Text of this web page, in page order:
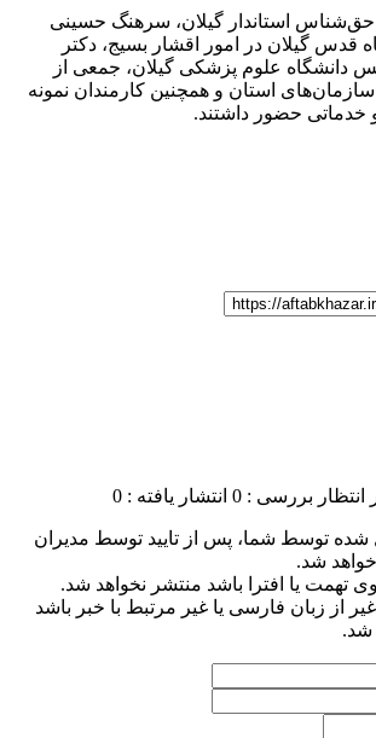
استاندار گیلان، سرهنگ حسینی
قدس گیلان در امور اقشار بسیج، دکتر
دانشگاه علوم پزشکی گیلان، جمعی از
استان و همچنین کارمندان نمونه
خدماتی حضور داشتند.
انتظار بررسی : 0 انتشار یافته : 0
توسط شما، پس از تایید توسط مدیران
شد.
تهمت یا افترا باشد منتشر نخواهد شد.
از زبان فارسی یا غیر مرتبط با خبر باشد
شد.